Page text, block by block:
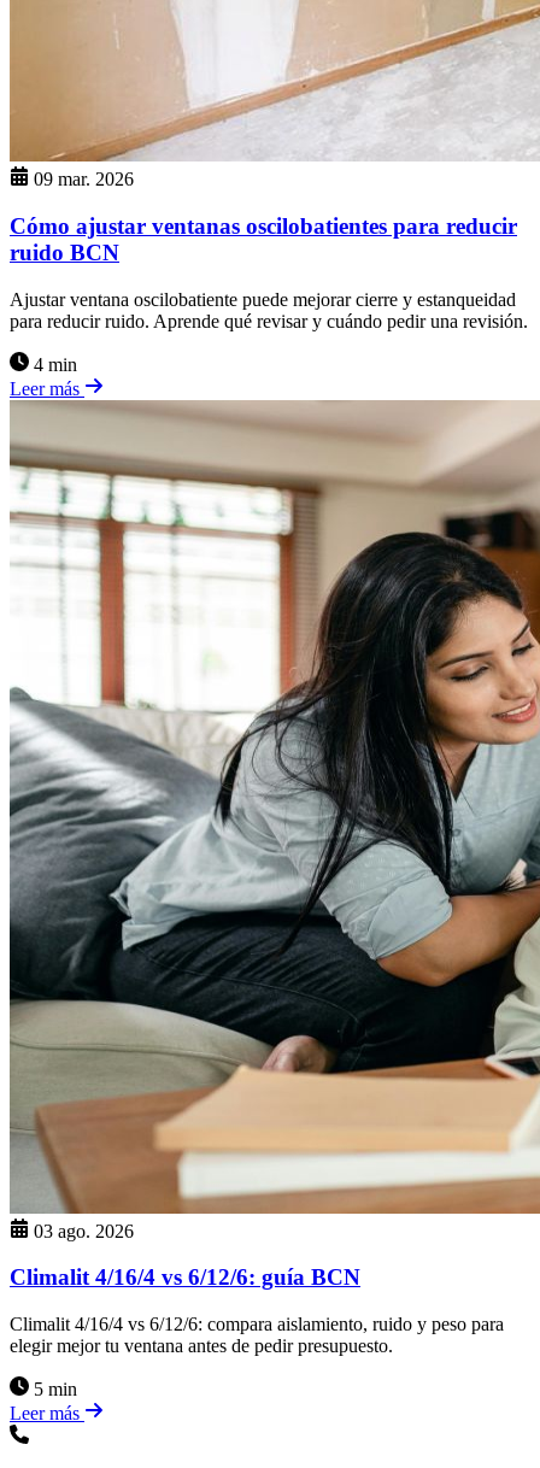
09 mar. 2026
Cómo ajustar ventanas oscilobatientes para reducir
ruido BCN
Ajustar ventana oscilobatiente puede mejorar cierre y estanqueidad
para reducir ruido. Aprende qué revisar y cuándo pedir una revisión.
4 min
Leer más
03 ago. 2026
Climalit 4/16/4 vs 6/12/6: guía BCN
Climalit 4/16/4 vs 6/12/6: compara aislamiento, ruido y peso para
elegir mejor tu ventana antes de pedir presupuesto.
5 min
Leer más